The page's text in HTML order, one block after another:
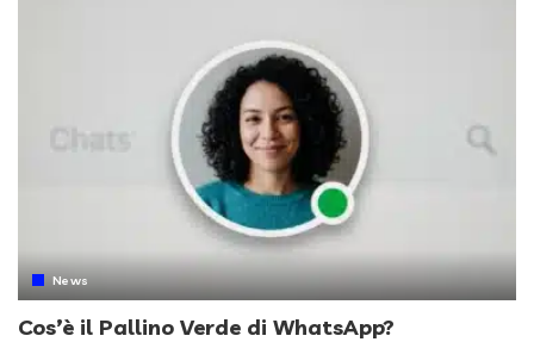
News
Cos’è il Pallino Verde di WhatsApp?